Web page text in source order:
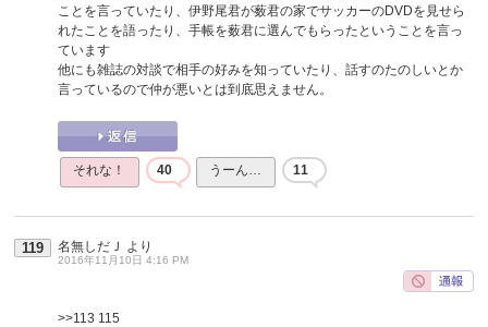
ことを言っていたり、伊野尾君が薮君の家でサッカーのDVDを見せら
れたことを語ったり、手帳を薮君に選んでもらったということを言っ
ています
他にも雑誌の対談で相手の好みを知っていたり、話すのたのしいとか
言っているので仲が悪いとは到底思えません。
それな！ 40 うーん… 11
119 名無しだＪ より
2016年11月10日 4:16 PM
>>113 115